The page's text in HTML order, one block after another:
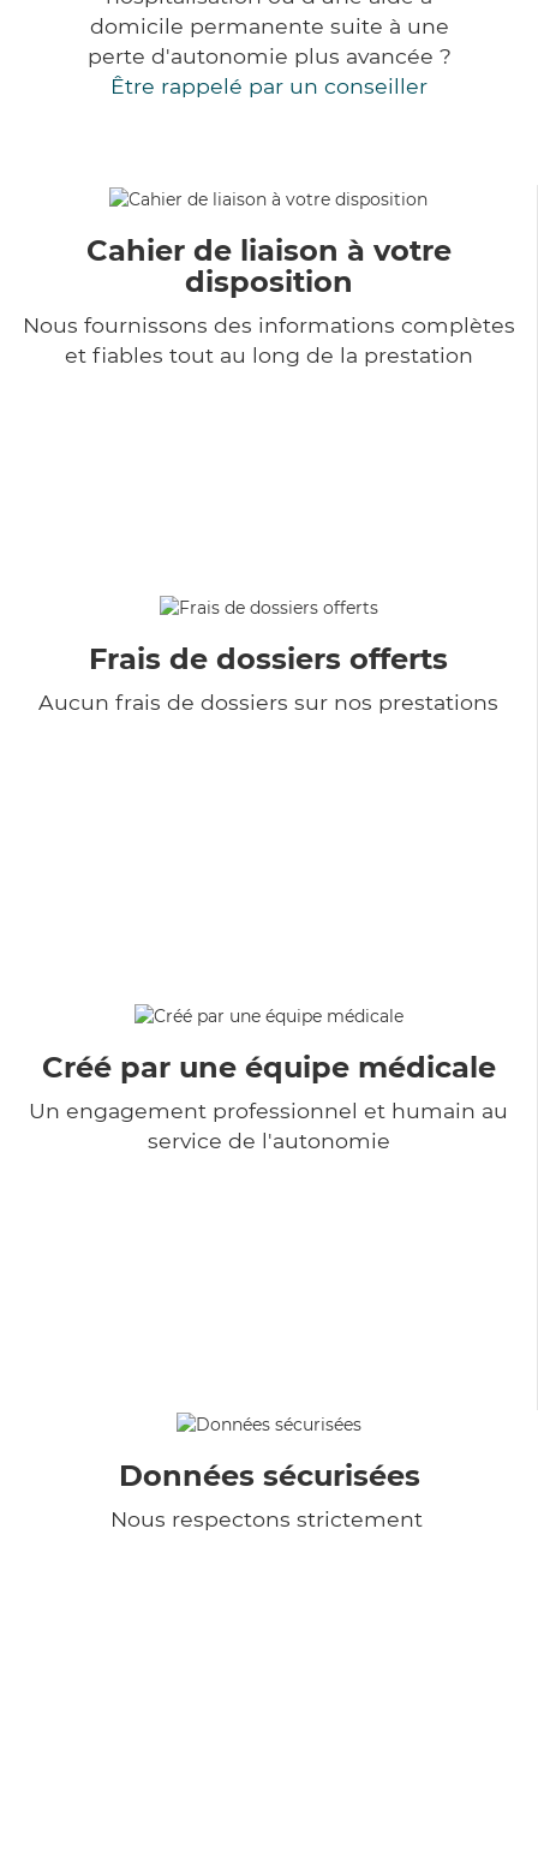
domicile permanente suite à une
perte d'autonomie plus avancée ?
Être rappelé par un conseiller
Cahier de liaison à votre
disposition
Nous fournissons des informations complètes
et fiables tout au long de la prestation
Frais de dossiers offerts
Aucun frais de dossiers sur nos prestations
Créé par une équipe médicale
Un engagement professionnel et humain au
service de l'autonomie
Données sécurisées
Nous respectons strictement